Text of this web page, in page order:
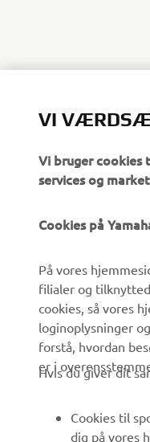
Om os
Nyheder
Begivenheder
Presse
Arbejde hos Yamaha
VI
Vi bruger cookies
services og
Cookies på
På vores
filialer og
cookies, så vores
loginoplysninger
forstå, hvordan
er i
Hvis du giver dit
Cookies til
dig på vores